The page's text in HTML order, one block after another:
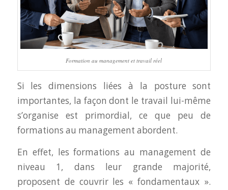
Formation au management et travail réel
Si les dimensions liées à la posture sont
importantes, la façon dont le travail lui-même
s’organise est primordial, ce que peu de
formations au management abordent.
En effet, les formations au management de
niveau 1, dans leur grande majorité,
proposent de couvrir les « fondamentaux ».